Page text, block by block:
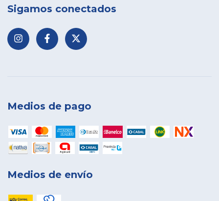
Sigamos conectados
Medios de pago
Medios de envío